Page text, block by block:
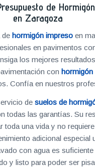
de
en Zaragoza
dehormigón impreso en
en pavimentos
los mejores
con
Confía en nuestros
desuelos de
todas las garantías. Su
toda una vida y no
adicional especial
con agua es suficiente
y listo para poder ser